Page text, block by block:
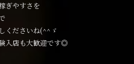
ぎやすさを
くださいね(^^ゞ
入店も大歓迎です◎